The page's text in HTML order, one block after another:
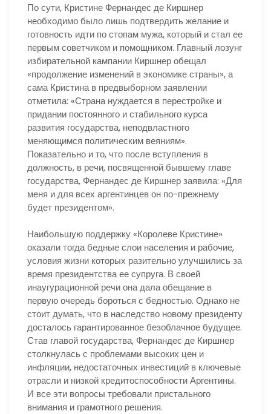
По сути, Кристине Фернандес де Киршнер
необходимо было лишь подтвердить желание и
готовность идти по стопам мужа, который и стал ее
первым советчиком и помощником. Главный лозунг
избирательной кампании Киршнер обещал
«продолжение изменений в экономике страны», а
сама Кристина в предвыборном заявлении
отметила: «Страна нуждается в перестройке и
придании постоянного и стабильного курса
развития государства, неподвластного
меняющимся политическим веяниям».
Показательно и то, что после вступления в
должность, в речи, посвященной бывшему главе
государства, Фернандес де Киршнер заявила: «Для
меня и для всех аргентинцев он по-прежнему
будет президентом».
Наибольшую поддержку «Королеве Кристине»
оказали тогда бедные слои населения и рабочие,
условия жизни которых разительно улучшились за
время президентства ее супруга. В своей
инаугурационной речи она дала обещание в
первую очередь бороться с бедностью. Однако не
стоит думать, что в наследство новому президенту
досталось гарантированное безоблачное будущее.
Став главой государства, Фернандес де Киршнер
столкнулась с проблемами высоких цен и
инфляции, недостаточных инвестиций в ключевые
отрасли и низкой кредитоспособности Аргентины.
И все эти вопросы требовали пристального
внимания и грамотного решения.